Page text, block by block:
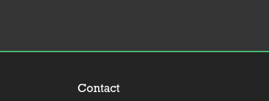
Contact